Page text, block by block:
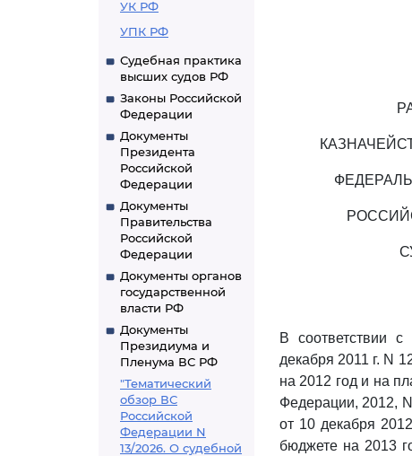
УК РФ
УПК РФ
Судебная практика
высших судов РФ
Законы Российской
Федерации
Документы
Президента
Российской
Федерации
Документы
Правительства
Российской
Федерации
Документы органов
государственной
власти РФ
Документы
Президиума и
Пленума ВС РФ
"Тематический
обзор ВС
Российской
Федерации N
13/2026. О судебной
В соответствии
декабря 2011 г. N
на 2012 год и на
Федерации, 2012,
от 10 декабря
бюджете на 2013